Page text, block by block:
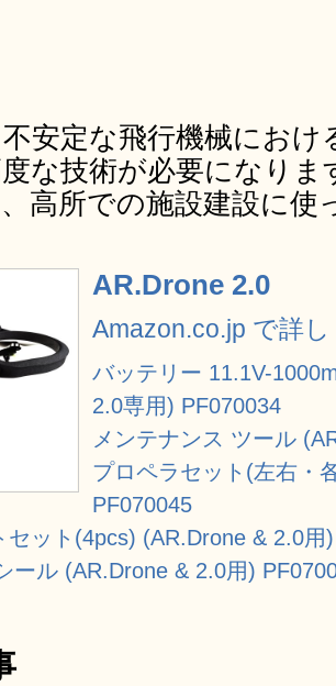
安定な飛行機械におけ
な技術が必要になりま
高所での施設建設に使
AR.Drone 2.0
Amazon.co.jp で詳
バッテリー 11.1V-
2.0専用) PF070034
メンテナンス ツール
プロペラセット(左右・
PF070045
セット(4pcs) (AR.Drone & 2.0用
ール (AR.Drone & 2.0用)